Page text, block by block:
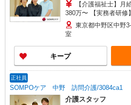
【介護福祉士】月
380万〜 【実務者研修
例：316万〜 【初任者
収例：305万〜 ※職務
当、日祝手当（月平均
払われる手当含む ※介
当、特別地域手当含
業：別途時間外手当
援特別手当は勤続5年
（再入社除く） ◎賞
東京都中野区中野
室
キープ
正社員
SOMPOケア 中野 訪問介護/3084ca1
介護スタッフ